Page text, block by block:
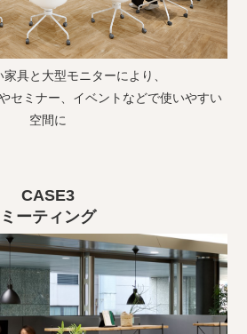
具と大型モニターにより、
セミナー、イベントなどで使いやすい
空間に
CASE3
ミーティング